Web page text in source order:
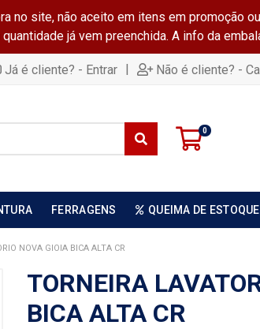
no site, não aceito em itens em promoção
já vem preenchida. A info da
Já é cliente? - Entrar | Não é cliente? -
0
FERRAGENS QUEIMA DE ESTOQUE
NOVA GIOIA BICA ALTA CR
TORNEIRA
BICA ALTA CR